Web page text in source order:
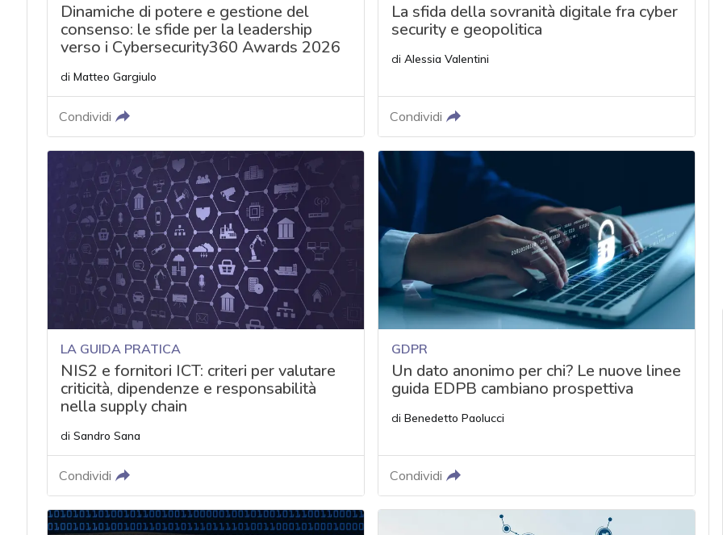
Dinamiche di potere e gestione del
consenso: le sfide per la leadership
verso i Cybersecurity360 Awards 2026
di Matteo Gargiulo
Condividi
La sfida della sovranità digitale fra cyber
security e geopolitica
di Alessia Valentini
Condividi
LA GUIDA PRATICA
NIS2 e fornitori ICT: criteri per valutare
criticità, dipendenze e responsabilità
nella supply chain
di Sandro Sana
Condividi
GDPR
Un dato anonimo per chi? Le nuove linee
guida EDPB cambiano prospettiva
di Benedetto Paolucci
Condividi